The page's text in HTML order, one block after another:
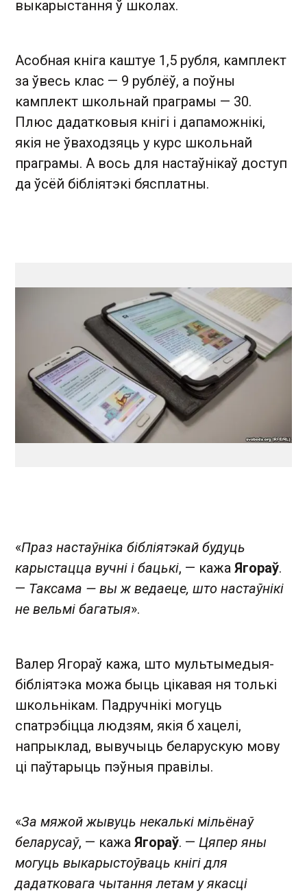
выкарыстання ў школах.
Асобная кніга каштуе 1,5 рубля, камплект
за ўвесь клас — 9 рублёў, а поўны
камплект школьнай праграмы — 30.
Плюс дадатковыя кнігі і дапаможнікі,
якія не ўваходзяць у курс школьнай
праграмы. А вось для настаўнікаў доступ
да ўсёй бібліятэкі бясплатны.
«Праз настаўніка бібліятэкай будуць
карыстацца вучні і бацькі, — кажа Ягораў.
— Таксама — вы ж ведаеце, што настаўнікі
не вельмі багатыя».
Валер Ягораў кажа, што мультымедыя-
бібліятэка можа быць цікавая ня толькі
школьнікам. Падручнікі могуць
спатрэбіцца людзям, якія б хацелі,
напрыклад, вывучыць беларускую мову
ці паўтарыць пэўныя правілы.
«За мяжой жывуць некалькі мільёнаў
беларусаў, — кажа Ягораў. — Цяпер яны
могуць выкарыстоўваць кнігі для
дадатковага чытання летам у якасці